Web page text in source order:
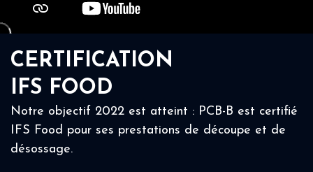
CERTIFICATION
IFS FOOD
Notre objectif 2022 est atteint : PCB-B est certifié
IFS Food pour ses prestations de découpe et de
désossage.